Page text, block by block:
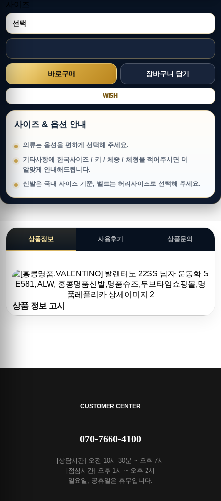
사이즈
WISH
사이즈 & 옵션 안내
의류는 옵션을 편하게 선택해 주세요.
기타사항에 한국사이즈 / 키 / 체중 / 체형을 적어주시면 더
알맞게 안내해드립니다.
신발은 국내 사이즈 기준, 벨트는 허리사이즈로 선택해 주세요.
상품정보 사용후기 상품문의
상품 정보 고시
CUSTOMER CENTER
070-7660-4100
[상담시간] 오전 10시 30분 ~ 오후 7시
[점심시간] 오후 1시 ~ 오후 2시
일요일, 공휴일은 휴무입니다.